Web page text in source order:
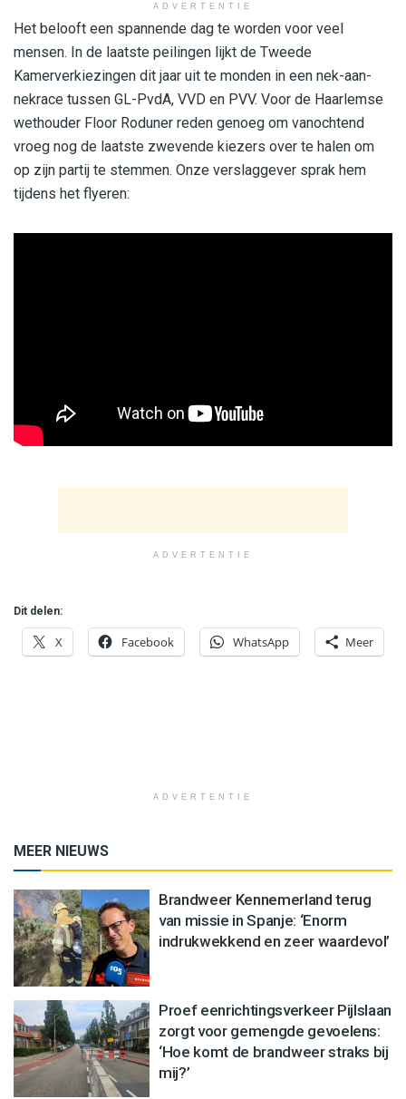
ADVERTENTIE
Het belooft een spannende dag te worden voor veel
mensen. In de laatste peilingen lijkt de Tweede
Kamerverkiezingen dit jaar uit te monden in een nek-aan-
nekrace tussen GL-PvdA, VVD en PVV. Voor de Haarlemse
wethouder Floor Roduner reden genoeg om vanochtend
vroeg nog de laatste zwevende kiezers over te halen om
op zijn partij te stemmen. Onze verslaggever sprak hem
tijdens het flyeren:
ADVERTENTIE
Dit delen:
X Facebook WhatsApp Meer
ADVERTENTIE
MEER NIEUWS
Brandweer Kennemerland terug
van missie in Spanje: ‘Enorm
indrukwekkend en zeer waardevol’
Proef eenrichtingsverkeer Pijlslaan
zorgt voor gemengde gevoelens:
‘Hoe komt de brandweer straks bij
mij?’